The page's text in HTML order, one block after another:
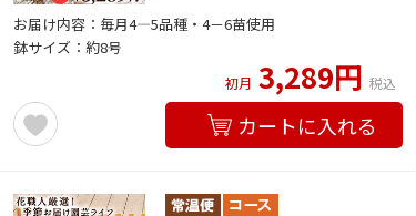
お届け内容：毎月4―5品種・4－6苗使用
鉢サイズ：約8号
初月 3,289円 税込
カートに入れる